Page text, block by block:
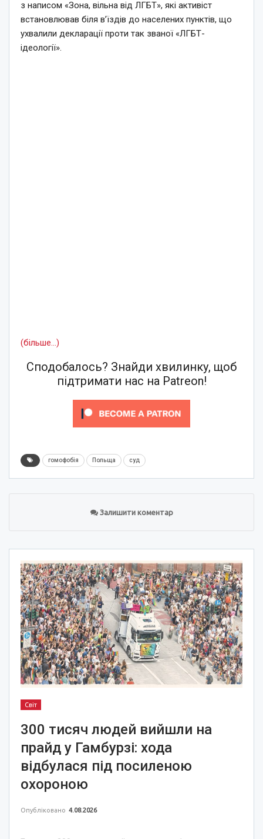
з написом «Зона, вільна від ЛГБТ», які активіст
встановлював біля в’їздів до населених пунктів, що
ухвалили декларації проти так званої «ЛГБТ-
ідеології».
(більше…)
Сподобалось? Знайди хвилинку, щоб
підтримати нас на Patreon!
гомофобія Польща суд
Залишити коментар
Світ
300 тисяч людей вийшли на
прайд у Гамбурзі: хода
відбулася під посиленою
охороною
Опубліковано 4.08.2026